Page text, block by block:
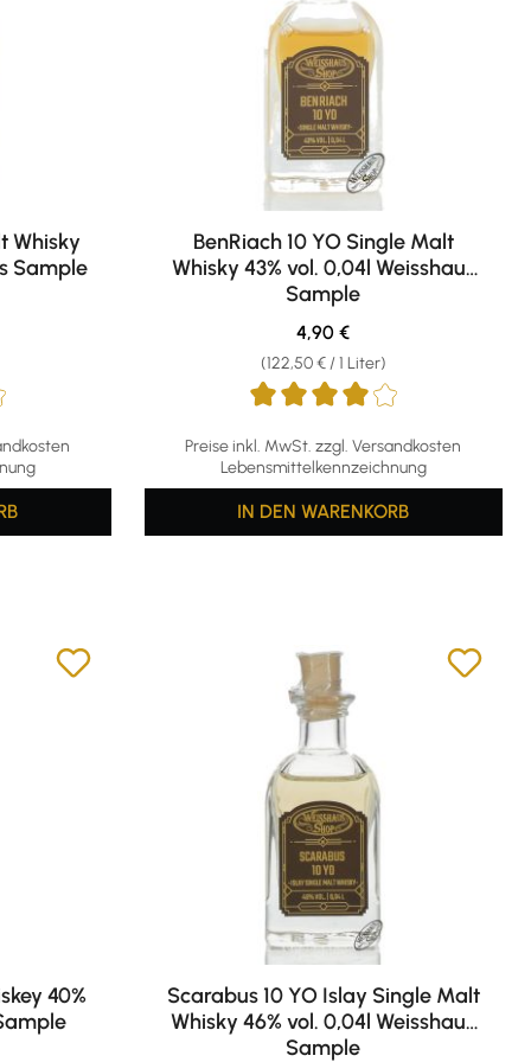
Whisky
Sample
BenRiach 10 YO Single Malt
Whisky 43% vol. 0,04l Weisshaus
Sample
Preise inkl. MwSt. zzgl. Versandkosten
Lebensmittelkennzeichnung
(122,50 € / 1 Liter)
Regulärer Preis:
4,90 €
IN DEN WARENKORB
40%
Scarabus 10 YO Islay Single Malt
Whisky 46% vol. 0,04l Weisshaus
Sample